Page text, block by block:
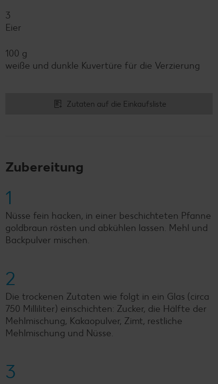
3
Eier
100 g
weiße und dunkle Kuvertüre für die Verzierung
Zutaten auf die Einkaufsliste
Zubereitung
1
Nüsse fein hacken, in einer beschichteten Pfanne
goldbraun rösten und abkühlen lassen. Mehl und
Backpulver mischen.
2
Die trockenen Zutaten wie folgt in ein Glas (circa
750 Milliliter) einschichten: Zucker, die Hälfte der
Mehlmischung, Kakaopulver, Zimt, restliche
Mehlmischung und Nüsse.
3